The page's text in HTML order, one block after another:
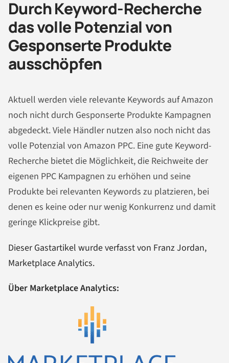
Durch Keyword-Recherche
das volle Potenzial von
Gesponserte Produkte
ausschöpfen
Aktuell werden viele relevante Keywords auf Amazon
noch nicht durch Gesponserte Produkte Kampagnen
abgedeckt. Viele Händler nutzen also noch nicht das
volle Potenzial von Amazon PPC. Eine gute Keyword-
Recherche bietet die Möglichkeit, die Reichweite der
eigenen PPC Kampagnen zu erhöhen und seine
Produkte bei relevanten Keywords zu platzieren, bei
denen es keine oder nur wenig Konkurrenz und damit
geringe Klickpreise gibt.
Dieser Gastartikel wurde verfasst von Franz Jordan,
Marketplace Analytics.
Über Marketplace Analytics: